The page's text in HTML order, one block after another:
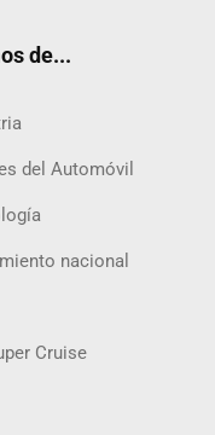
de...
del Automóvil
nacional
Cruise